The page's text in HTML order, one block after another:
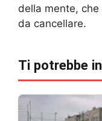
della mente,
da cancellare.
Ti potrebbe